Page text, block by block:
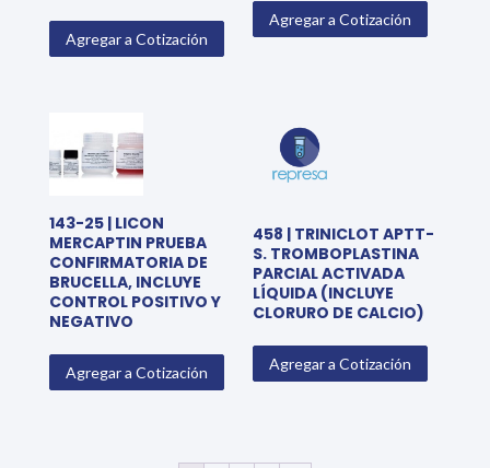
Agregar a Cotización
Agregar a Cotización
143-25 | LICON
MERCAPTIN PRUEBA
CONFIRMATORIA DE
BRUCELLA, INCLUYE
CONTROL POSITIVO Y
NEGATIVO
Agregar a Cotización
458 | TRINICLOT APTT-
S. TROMBOPLASTINA
PARCIAL ACTIVADA
LÍQUIDA (INCLUYE
CLORURO DE CALCIO)
Agregar a Cotización